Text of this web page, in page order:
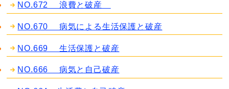
NO.672 浪費と破産
NO.670 病気による生活保護と破産
NO.669 生活保護と破産
NO.666 病気と自己破産